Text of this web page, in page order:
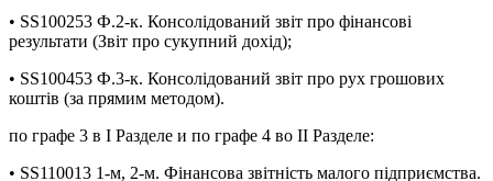
• SS100253 Ф.2-к. Консолідований звіт про фінансові
результати (Звіт про сукупний дохід);
• SS100453 Ф.3-к. Консолідований звіт про рух грошових
коштів (за прямим методом).
по графе 3 в I Разделе и по графе 4 во II Разделе:
• SS110013 1-м, 2-м. Фінансова звітність малого підприємства.